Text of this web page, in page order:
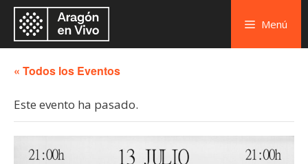
Menú
« Todos los Eventos
Este evento ha pasado.